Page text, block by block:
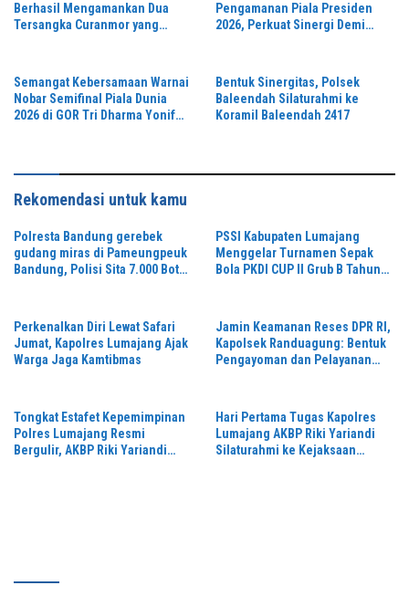
Berhasil Mengamankan Dua
Tersangka Curanmor yang
Pengamanan Piala Presiden
2026, Perkuat Sinergi Demi
Semangat Kebersamaan Warnai
Nobar Semifinal Piala Dunia
2026 di GOR Tri Dharma Yonif
Bentuk Sinergitas, Polsek
Baleendah Silaturahmi ke
Koramil Baleendah 2417
Rekomendasi untuk kamu
Polresta Bandung gerebek
gudang miras di Pameungpeuk
Bandung, Polisi Sita 7.000 Botol
PSSI Kabupaten Lumajang
Menggelar Turnamen Sepak
Bola PKDI CUP II Grub B Tahun
Perkenalkan Diri Lewat Safari
Jumat, Kapolres Lumajang Ajak
Warga Jaga Kamtibmas
Jamin Keamanan Reses DPR RI,
Kapolsek Randuagung: Bentuk
Pengayoman dan Pelayanan
Tongkat Estafet Kepemimpinan
Polres Lumajang Resmi
Bergulir, AKBP Riki Yariandi
Hari Pertama Tugas Kapolres
Lumajang AKBP Riki Yariandi
Silaturahmi ke Kejaksaan